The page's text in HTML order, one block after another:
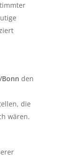
Bonnden
die
wären.